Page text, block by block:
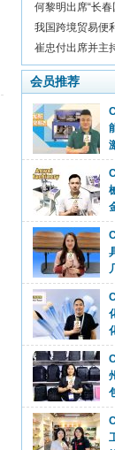
验分享会
何黎明出席“长
届全国大学生物
我国跨境贸易便
崔忠付出席并主
指标体系》 行业
会员推荐
新、制造精良，
电子一键切换（
欢迎大家光临！
相框配件；各种
膜及工艺饰品等
临！
便携式电脑桌、
品，欢迎大家光
毛，成人牙刷、
迎大家光临！
斜挎包、文件夹
品，欢迎大家光临
器有限公司专业
宝瓶等工艺产品